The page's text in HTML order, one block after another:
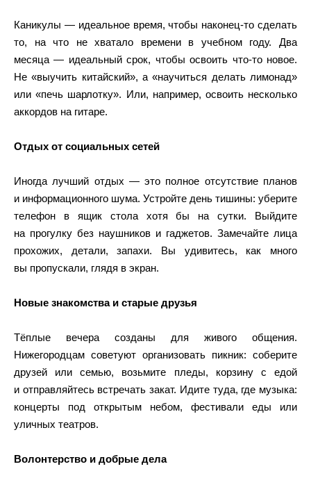
Каникулы — идеальное время, чтобы наконец-то сделать
то, на что не хватало времени в учебном году. Два
месяца — идеальный срок, чтобы освоить что-то новое.
Не «выучить китайский», а «научиться делать лимонад»
или «печь шарлотку». Или, например, освоить несколько
аккордов на гитаре.
Отдых от социальных сетей
Иногда лучший отдых — это полное отсутствие планов
и информационного шума. Устройте день тишины: уберите
телефон в ящик стола хотя бы на сутки. Выйдите
на прогулку без наушников и гаджетов. Замечайте лица
прохожих, детали, запахи. Вы удивитесь, как много
вы пропускали, глядя в экран.
Новые знакомства и старые друзья
Тёплые вечера созданы для живого общения.
Нижегородцам советуют организовать пикник: соберите
друзей или семью, возьмите пледы, корзину с едой
и отправляйтесь встречать закат. Идите туда, где музыка:
концерты под открытым небом, фестивали еды или
уличных театров.
Волонтерство и добрые дела